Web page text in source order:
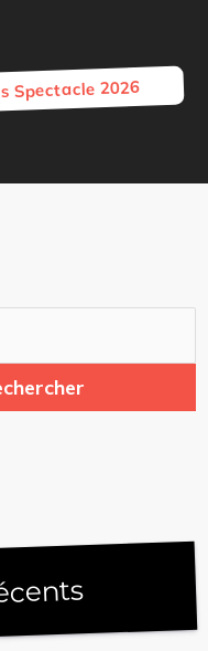
Spectacle 2026